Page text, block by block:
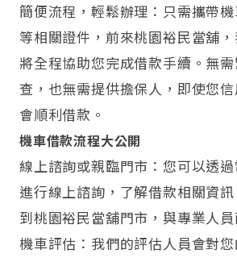
簡便流程，輕鬆辦理：只需攜帶
等相關證件，前來桃園裕民當舖
將全程協助您完成借款手續。無
查，也無需提供擔保人，即使您
會順利借款。​
機車借款流程大公開​
線上諮詢或親臨門市：您可以透
進行線上諮詢，了解借款相關資
到桃園裕民當舖門市，與專業人員
機車評估：我們的評估人員會對